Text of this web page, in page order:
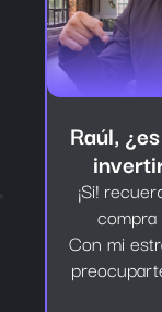
Raúl,
¡Si!
compra
Con mi